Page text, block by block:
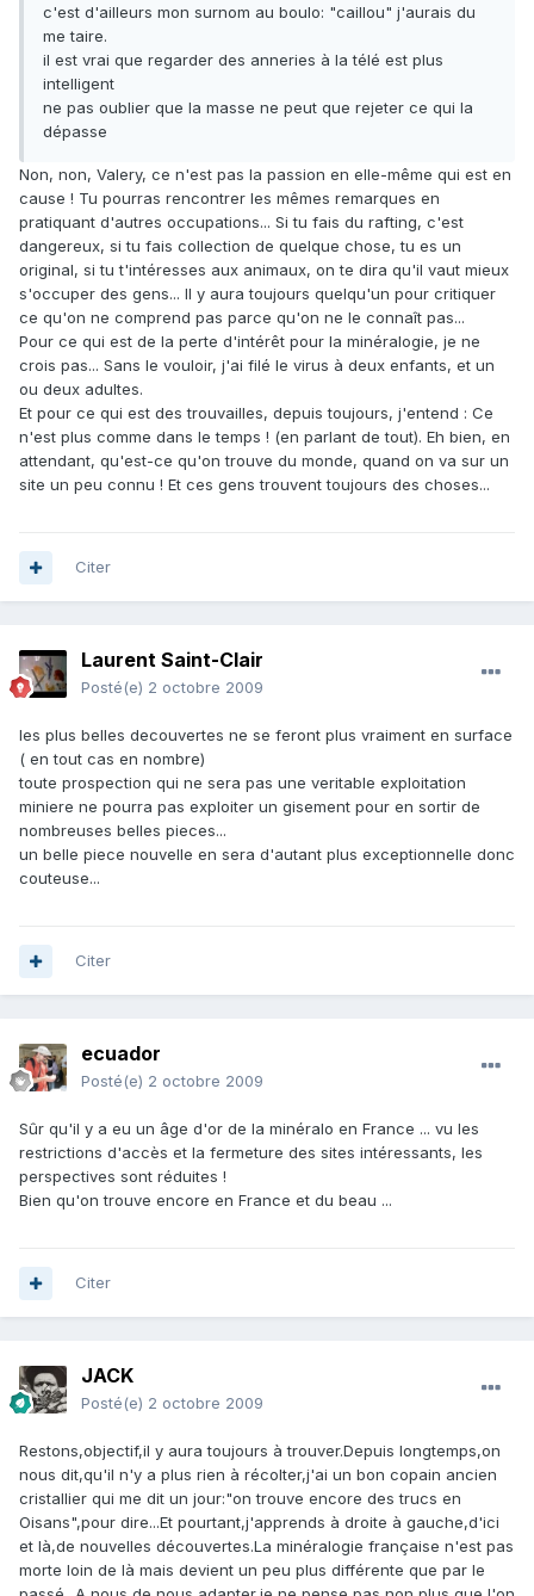
c'est d'ailleurs mon surnom au boulo: "caillou" j'aurais du
me taire.
il est vrai que regarder des anneries à la télé est plus
intelligent
ne pas oublier que la masse ne peut que rejeter ce qui la
dépasse
Non, non, Valery, ce n'est pas la passion en elle-même qui est en
cause ! Tu pourras rencontrer les mêmes remarques en
pratiquant d'autres occupations... Si tu fais du rafting, c'est
dangereux, si tu fais collection de quelque chose, tu es un
original, si tu t'intéresses aux animaux, on te dira qu'il vaut mieux
s'occuper des gens... Il y aura toujours quelqu'un pour critiquer
ce qu'on ne comprend pas parce qu'on ne le connaît pas...
Pour ce qui est de la perte d'intérêt pour la minéralogie, je ne
crois pas... Sans le vouloir, j'ai filé le virus à deux enfants, et un
ou deux adultes.
Et pour ce qui est des trouvailles, depuis toujours, j'entend : Ce
n'est plus comme dans le temps ! (en parlant de tout). Eh bien, en
attendant, qu'est-ce qu'on trouve du monde, quand on va sur un
site un peu connu ! Et ces gens trouvent toujours des choses...
Citer
Laurent Saint-Clair
Posté(e) 2 octobre 2009
les plus belles decouvertes ne se feront plus vraiment en surface
( en tout cas en nombre)
toute prospection qui ne sera pas une veritable exploitation
miniere ne pourra pas exploiter un gisement pour en sortir de
nombreuses belles pieces...
un belle piece nouvelle en sera d'autant plus exceptionnelle donc
couteuse...
Citer
ecuador
Posté(e) 2 octobre 2009
Sûr qu'il y a eu un âge d'or de la minéralo en France ... vu les
restrictions d'accès et la fermeture des sites intéressants, les
perspectives sont réduites !
Bien qu'on trouve encore en France et du beau ...
Citer
JACK
Posté(e) 2 octobre 2009
Restons,objectif,il y aura toujours à trouver.Depuis longtemps,on
nous dit,qu'il n'y a plus rien à récolter,j'ai un bon copain ancien
cristallier qui me dit un jour:"on trouve encore des trucs en
Oisans",pour dire...Et pourtant,j'apprends à droite à gauche,d'ici
et là,de nouvelles découvertes.La minéralogie française n'est pas
morte loin de là mais devient un peu plus différente que par le